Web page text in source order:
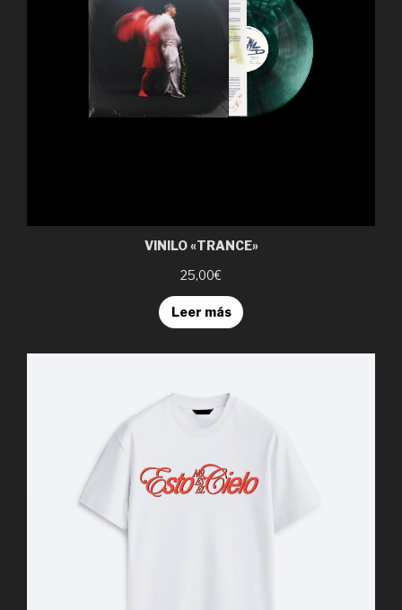
VINILO «TRANCE»
25,00€
Leer más